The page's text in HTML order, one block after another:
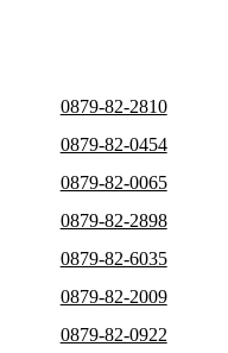
0879-82-2810
0879-82-0454
0879-82-0065
0879-82-2898
0879-82-6035
0879-82-2009
0879-82-0922